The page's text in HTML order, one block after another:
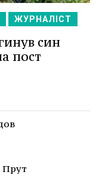
ЖУРНАЛІСТ
син
пост
Прут